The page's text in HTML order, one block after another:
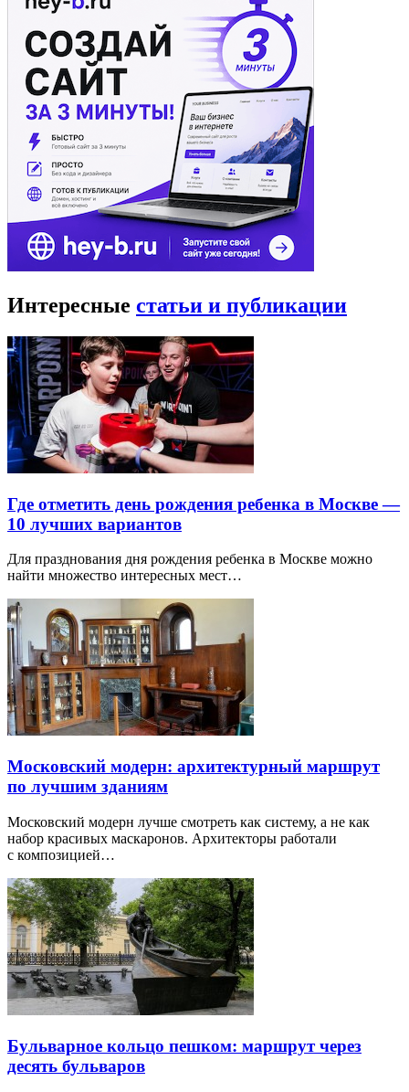
Интересные статьи и публикации
Где отметить день рождения ребенка в Москве —
10 лучших вариантов
Для празднования дня рождения ребенка в Москве можно
найти множество интересных мест…
Московский модерн: архитектурный маршрут
по лучшим зданиям
Московский модерн лучше смотреть как систему, а не как
набор красивых маскаронов. Архитекторы работали
с композицией…
Бульварное кольцо пешком: маршрут через
десять бульваров